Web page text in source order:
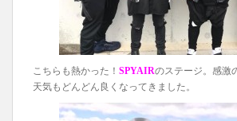
こちらも熱かった！ SPYAIRのステージ。感激
天気もどんどん良くなってきました。